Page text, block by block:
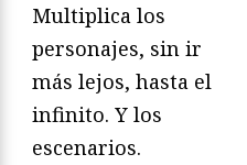
Multiplica los
personajes, sin ir
más lejos, hasta el
infinito. Y los
escenarios.